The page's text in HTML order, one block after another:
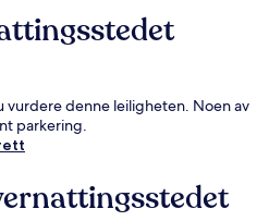
vurdere denne leiligheten. Noen av
parkering.